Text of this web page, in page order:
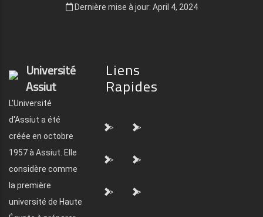
Dernière mise à jour: April 4, 2024
Université
Assiut
L'Université
d'Assiut a été
créée en octobre
1957 à Assiut. Elle
considère comme
la première
université de Haute
Liens
Rapides
"> ">
"> ">
"> ">